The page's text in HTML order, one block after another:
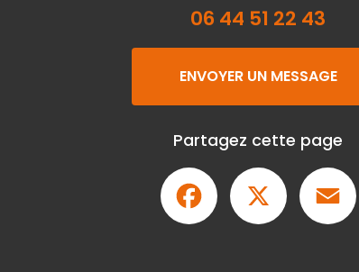
06 44 51 22 43
ENVOYER UN MESSAGE
Partagez cette page
Facebook